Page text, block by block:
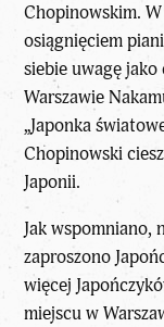
Chopinowskim.
osiągnięciem
siebie uwagę
Warszawie
„Japonka
Chopinowski
Japonii.
Jak wspomniano,
zaproszono
więcej
miejscu w